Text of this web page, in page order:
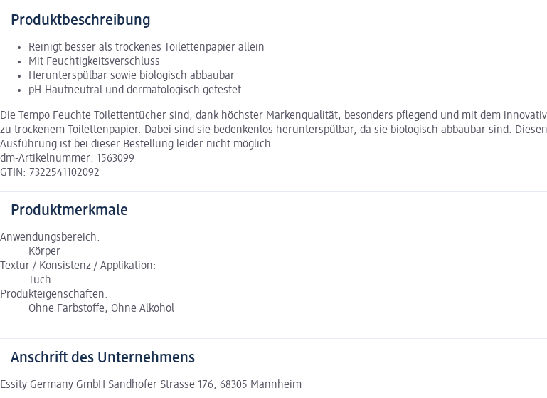
Produktbeschreibung
Reinigt besser als trockenes Toilettenpapier allein
Mit Feuchtigkeitsverschluss
Herunterspülbar sowie biologisch abbaubar
pH-Hautneutral und dermatologisch getestet
Die Tempo Feuchte Toilettentücher sind, dank höchster Markenqualität, besonders pflegend und mit dem
zu trockenem Toilettenpapier. Dabei sind sie bedenkenlos herunterspülbar, da sie biologisch abbaubar sind.
Ausführung ist bei dieser Bestellung leider nicht möglich.
dm-Artikelnummer: 1563099
GTIN: 7322541102092
Produktmerkmale
Anwendungsbereich:
Körper
Textur / Konsistenz / Applikation:
Tuch
Produkteigenschaften:
Ohne Farbstoffe, Ohne Alkohol
Anschrift des Unternehmens
Essity Germany GmbH Sandhofer Strasse 176, 68305 Mannheim